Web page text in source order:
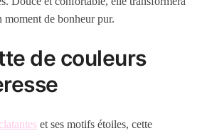
moment de bonheur pur.
de couleurs
et ses motifs étoiles, cette